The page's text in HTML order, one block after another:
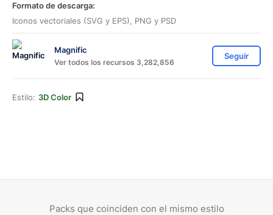
Formato de descarga:
Iconos vectoriales (SVG y EPS), PNG y PSD
Magnific
Ver todos los recursos 3,282,856
Seguir
Estilo: 3D Color
Packs que coinciden con el mismo estilo